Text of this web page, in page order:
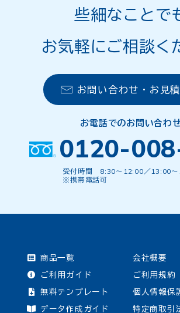
些細なことで
お気軽にご相談く
お問い合わせ・お見
お電話でのお問い合わ
0120-
受付時間 8:30〜12:00／13:00
※携帯電話可
商品一覧
ご利用ガイド
無料テンプレート
データ作成ガイド
会社概要
ご利用規約
個人情報保
特定商取引